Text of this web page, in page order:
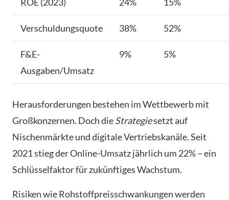
Verschuldungsquote 38% 52%
F&E-
Ausgaben/Umsatz
9% 5%
Herausforderungen bestehen im Wettbewerb mit
Großkonzernen. Doch dieStrategiesetzt auf
Nischenmärkte und digitale Vertriebskanäle. Seit
2021 stieg der Online-Umsatz jährlich um 22% – ein
Schlüsselfaktor für zukünftiges Wachstum.
Risiken wie Rohstoffpreisschwankungen werden